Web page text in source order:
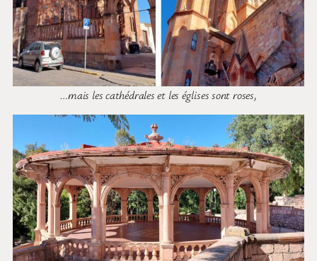
…mais les cathédrales et les églises sont roses,